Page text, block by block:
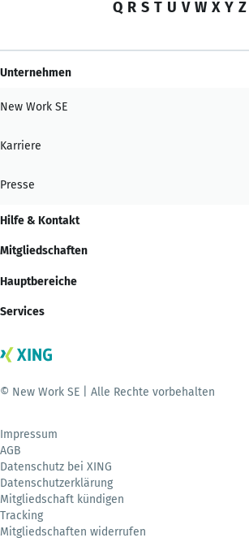
Q R S T U V W X Y Z
Unternehmen
New Work SE
Karriere
Presse
Hilfe & Kontakt
Mitgliedschaften
Hauptbereiche
Services
© New Work SE | Alle Rechte vorbehalten
Impressum
AGB
Datenschutz bei XING
Datenschutzerklärung
Mitgliedschaft kündigen
Tracking
Mitgliedschaften widerrufen